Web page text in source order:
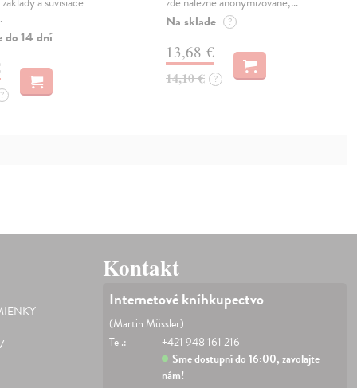
do 14 dní
?
Na sklade ?
13,68 €
14,10 € ?
Kontakt
Internetové kníhkupectvo
(Martin Müssler)
Tel.:
+421 948 161 216
Sme dostupní do 16:00, zavolajte
nám!